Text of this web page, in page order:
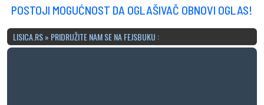
POSTOJI MOGUĆNOST DA OGLAŠIVAČ OBNOVI OGLAS!
LISICA.RS » PRIDRUŽITE NAM SE NA FEJSBUKU :